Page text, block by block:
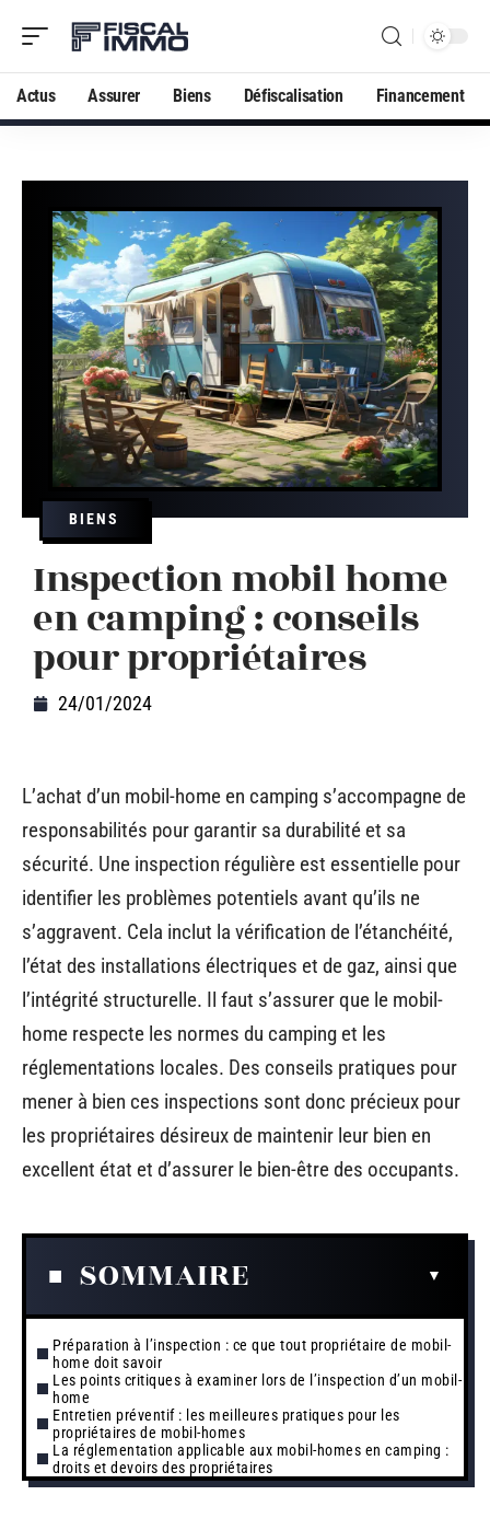
Actus Assurer Biens Défiscalisation Financement
BIENS
Inspection mobil home
en camping : conseils
pour propriétaires
24/01/2024
L’achat d’un mobil-home en camping s’accompagne de
responsabilités pour garantir sa durabilité et sa
sécurité. Une inspection régulière est essentielle pour
identifier les problèmes potentiels avant qu’ils ne
s’aggravent. Cela inclut la vérification de l’étanchéité,
l’état des installations électriques et de gaz, ainsi que
l’intégrité structurelle. Il faut s’assurer que le mobil-
home respecte les normes du camping et les
réglementations locales. Des conseils pratiques pour
mener à bien ces inspections sont donc précieux pour
les propriétaires désireux de maintenir leur bien en
excellent état et d’assurer le bien-être des occupants.
SOMMAIRE
Préparation à l’inspection : ce que tout propriétaire de mobil-
home doit savoir
Les points critiques à examiner lors de l’inspection d’un mobil-
home
Entretien préventif : les meilleures pratiques pour les
propriétaires de mobil-homes
La réglementation applicable aux mobil-homes en camping :
droits et devoirs des propriétaires